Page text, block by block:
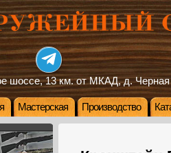
шоссе, 13 км. от МКАД, д. Черная
Мастерская Производство